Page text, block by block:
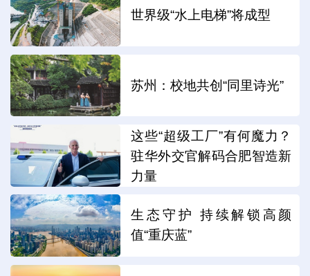
世界级“水上电梯”将成型
苏州：校地共创“同里诗光”
这些“超级工厂”有何魔力？
驻华外交官解码合肥智造新
力量
生态守护 持续解锁高颜
值“重庆蓝”